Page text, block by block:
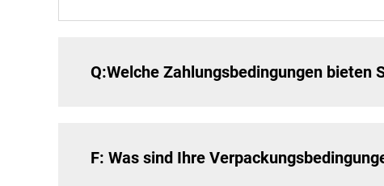
Q:Welche Zahlungsbedingungen bieten
F: Was sind Ihre